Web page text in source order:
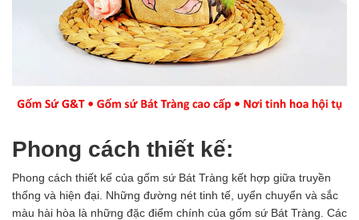
Phong cách thiết kế:
Phong cách thiết kế của gốm sứ Bát Tràng kết hợp giữa truyền
thống và hiện đại. Những đường nét tinh tế, uyển chuyển và sắc
màu hài hòa là những đặc điểm chính của gốm sứ Bát Tràng. Các